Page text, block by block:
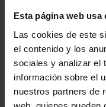
Esta página web usa
Las cookies de este
el contenido y los
sociales y analizar el
información sobre el
nuestros partners de
agentes quebequeses
ámbitos de las artes
literatura, música,
participarán en las
Gasteiz, Donostia/